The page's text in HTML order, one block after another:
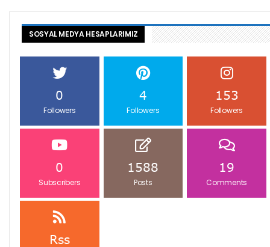
SOSYAL MEDYA HESAPLARIMIZ
0
Followers
4
Followers
153
Followers
0
Subscribers
1588
Posts
19
Comments
Rss